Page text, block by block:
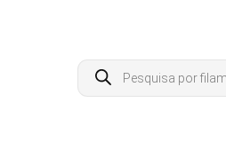
Products
search